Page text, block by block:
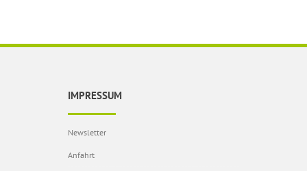
IMPRESSUM
Newsletter
Anfahrt